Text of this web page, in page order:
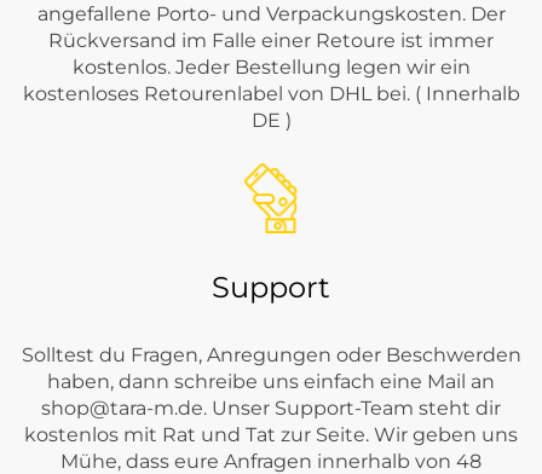
angefallene Porto- und Verpackungskosten. Der
Rückversand im Falle einer Retoure ist immer
kostenlos. Jeder Bestellung legen wir ein
kostenloses Retourenlabel von DHL bei. ( Innerhalb
DE )
Support
Solltest du Fragen, Anregungen oder Beschwerden
haben, dann schreibe uns einfach eine Mail an
shop@tara-m.de. Unser Support-Team steht dir
kostenlos mit Rat und Tat zur Seite. Wir geben uns
Mühe, dass eure Anfragen innerhalb von 48